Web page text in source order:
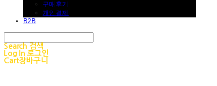
구매후기
개인결제
B2B
Search 검색
Log In 로그인
Cart장바구니